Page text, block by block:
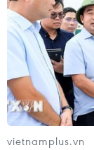
hai dự án
Nam Thủ đô
08/08/2026 08:52
Đề xuất hơn
Dự án đường
vietnamplus.vn